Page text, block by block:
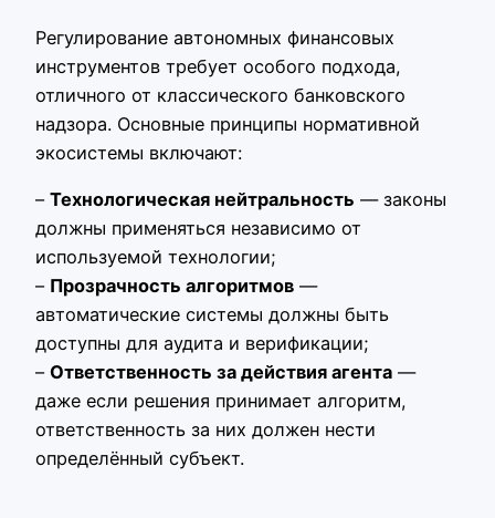
Регулирование автономных финансовых
инструментов требует особого подхода,
отличного от классического банковского
надзора. Основные принципы нормативной
экосистемы включают:
– Технологическая нейтральность — законы
должны применяться независимо от
используемой технологии;
– Прозрачность алгоритмов —
автоматические системы должны быть
доступны для аудита и верификации;
– Ответственность за действия агента —
даже если решения принимает алгоритм,
ответственность за них должен нести
определённый субъект.